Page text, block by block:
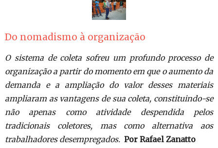
Do nomadismo à organização
O sistema de coleta sofreu um profundo processo de
organização a partir do momento em que o aumento da
demanda e a ampliação do valor desses materiais
ampliaram as vantagens de sua coleta, constituindo-se
não apenas como atividade despendida pelos
tradicionais coletores, mas como alternativa aos
trabalhadores desempregados. Por Rafael Zanatto